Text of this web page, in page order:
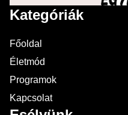
Kategóriák
Főoldal
Életmód
Programok
Kapcsolat